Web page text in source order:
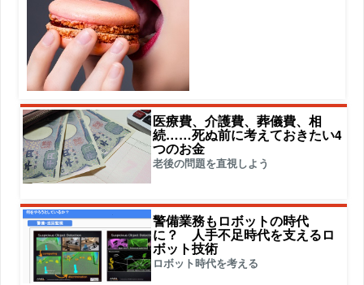
医療費、介護費、葬儀費、相
続……死ぬ前に考えておきたい4
つのお金
老後の問題を直視しよう
警備業務もロボットの時代
に？ 人手不足時代を支えるロ
ボット技術
ロボット時代を考える